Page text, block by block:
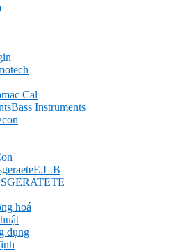
Cal
Bass Instruments
E.L.B
hoá
dụng